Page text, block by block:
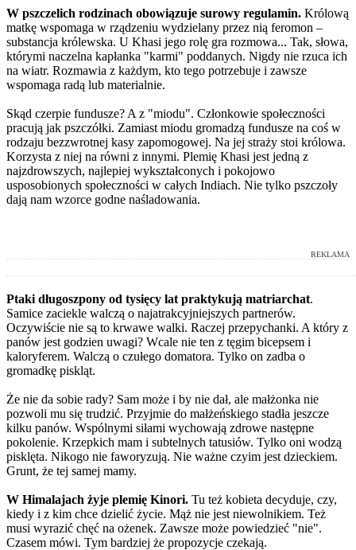
W pszczelich rodzinach obowiązuje surowy regulamin. Królową
matkę wspomaga w rządzeniu wydzielany przez nią feromon –
substancja królewska. U Khasi jego rolę gra rozmowa... Tak, słowa,
którymi naczelna kapłanka "karmi" poddanych. Nigdy nie rzuca ich
na wiatr. Rozmawia z każdym, kto tego potrzebuje i zawsze
wspomaga radą lub materialnie.
Skąd czerpie fundusze? A z "miodu". Członkowie społeczności
pracują jak pszczółki. Zamiast miodu gromadzą fundusze na coś w
rodzaju bezzwrotnej kasy zapomogowej. Na jej straży stoi królowa.
Korzysta z niej na równi z innymi. Plemię Khasi jest jedną z
najzdrowszych, najlepiej wykształconych i pokojowo
usposobionych społeczności w całych Indiach. Nie tylko pszczoły
dają nam wzorce godne naśladowania.
REKLAMA
Ptaki długoszpony od tysięcy lat praktykują matriarchat.
Samice zaciekle walczą o najatrakcyjniejszych partnerów.
Oczywiście nie są to krwawe walki. Raczej przepychanki. A który z
panów jest godzien uwagi? Wcale nie ten z tęgim bicepsem i
kaloryferem. Walczą o czułego domatora. Tylko on zadba o
gromadkę piskląt.
Że nie da sobie rady? Sam może i by nie dał, ale małżonka nie
pozwoli mu się trudzić. Przyjmie do małżeńskiego stadła jeszcze
kilku panów. Wspólnymi siłami wychowają zdrowe następne
pokolenie. Krzepkich mam i subtelnych tatusiów. Tylko oni wodzą
pisklęta. Nikogo nie faworyzują. Nie ważne czyim jest dzieckiem.
Grunt, że tej samej mamy.
W Himalajach żyje plemię Kinori. Tu też kobieta decyduje, czy,
kiedy i z kim chce dzielić życie. Mąż nie jest niewolnikiem. Też
musi wyrazić chęć na ożenek. Zawsze może powiedzieć "nie".
Czasem mówi. Tym bardziej że propozycje czekają.